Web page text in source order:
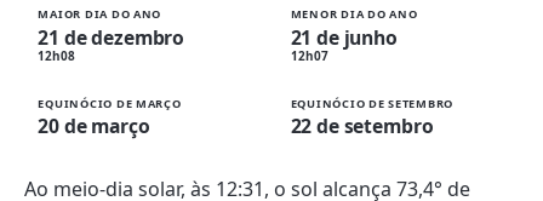
MAIOR DIA DO ANO
21 de dezembro
12h08
MENOR DIA DO ANO
21 de junho
12h07
EQUINÓCIO DE MARÇO
20 de março
EQUINÓCIO DE SETEMBRO
22 de setembro
Ao meio-dia solar, às 12:31, o sol alcança 73,4° de